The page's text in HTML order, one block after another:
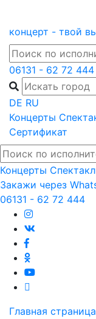
content
концерт - твой
06131 - 62 72 444
DE RU
Концерты
Сертификат
Концерты
Закажи через
06131 - 62 72 444
Главная страница